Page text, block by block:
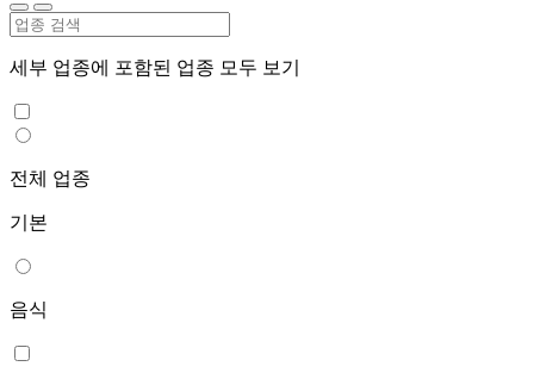
세부 업종에 포함된 업종 모두 보기
전체 업종
기본
음식